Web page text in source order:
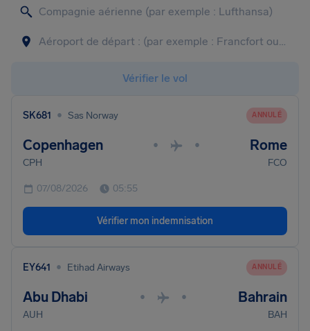
Vérifier le vol
SK681 • Sas Norway ANNULÉ
Copenhagen • • Rome
CPH FCO
07/08/2026 05:55
Vérifier mon indemnisation
EY641 • Etihad Airways ANNULÉ
Abu Dhabi • • Bahrain
AUH BAH